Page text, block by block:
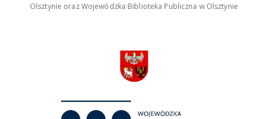
Olsztynie oraz Wojewódzka Biblioteka Publiczna w Olsztynie